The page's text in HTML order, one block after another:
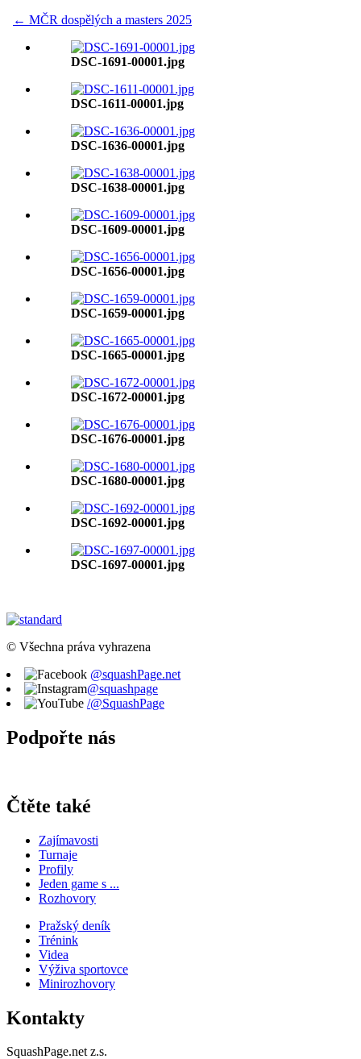
← MČR dospělých a masters 2025
DSC-1691-00001.jpg
DSC-1611-00001.jpg
DSC-1636-00001.jpg
DSC-1638-00001.jpg
DSC-1609-00001.jpg
DSC-1656-00001.jpg
DSC-1659-00001.jpg
DSC-1665-00001.jpg
DSC-1672-00001.jpg
DSC-1676-00001.jpg
DSC-1680-00001.jpg
DSC-1692-00001.jpg
DSC-1697-00001.jpg
© Všechna práva vyhrazena
@squashPage.net
@squashpage
/@SquashPage
Podpořte nás
Čtěte také
Zajímavosti
Turnaje
Profily
Jeden game s ...
Rozhovory
Pražský deník
Trénink
Videa
Výživa sportovce
Minirozhovory
Kontakty
SquashPage.net z.s.